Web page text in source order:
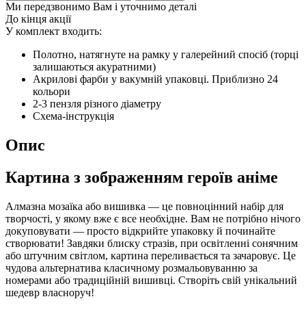
Ми передзвонимо Вам і уточнимо деталі
До кінця акції
У комплект входить:
Полотно, натягнуте на рамку у галерейний спосіб (торці
залишаються акуратними)
Акрилові фарби у вакумній упаковці. Приблизно 24
кольори
2-3 пензля різного діаметру
Схема-інструкція
Опис
Картина з зображенням героїв аніме
Алмазна мозаїка або вишивка — це повноцінний набір для
творчості, у якому вже є все необхідне. Вам не потрібно нічого
докуповувати — просто відкрийте упаковку й починайте
створювати! Завдяки блиску стразів, при освітленні сонячним
або штучним світлом, картина переливається та зачаровує. Це
чудова альтернатива класичному розмальовуванню за
номерами або традиційній вишивці. Створіть свій унікальний
шедевр власноруч!